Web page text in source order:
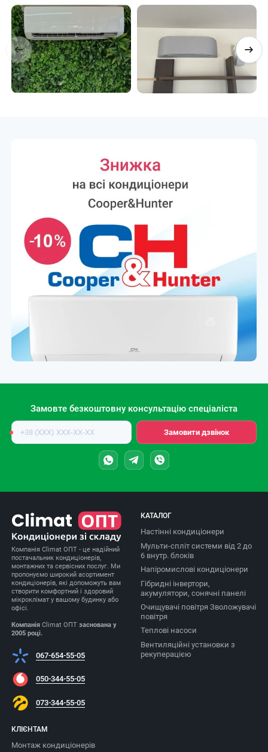
Замовте безкоштовну консультацію спеціаліста
Номер
телефону
Замовити дзвінок
Компанія Climat ОПТ - це надійний
постачальник кондиціонерів,
монтажних та сервісних послуг. Ми
пропонуємо широкий асортимент
кондиціонерів, які допоможуть вам
створити комфортний і здоровий
мікроклімат у вашому будинку або
офісі.
Компанія Climat ОПТзаснована у
2005 році.
067-654-55-05
050-344-55-05
073-344-55-05
КАТАЛОГ
Настінні кондиціонери
Мульти-спліт системи від 2 до
6 внутр. блоків
Напіромислові кондиціонери
Гібридні інвертори,
акумулятори, сонячні панелі
Очищувачі повітря Зволожувачі
повітря
Теплові насоси
Вентиляційні установки з
рекуперацією
КЛІЄНТАМ
Монтаж кондиціонерів